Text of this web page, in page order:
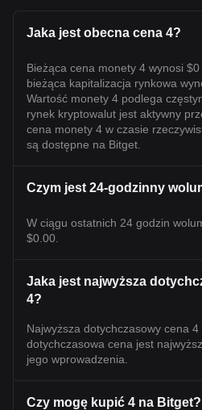
Jaka jest obecna cena 4?
Bieżąca cena monety 4 wynosi
bieżąca kapitalizacja rynkowa
Wartość monety 4 podlega
rynek kryptowalut jest aktywny
cena monety 4 w czasie
są dostępne na Bitget.
Czym jest 24-godzinny
W ciągu ostatnich 24 godzin
$0.00.
Jaka jest najwyższa
4?
Najwyższa dotychczasowy cena
dotychczasowa cena jest
jego wprowadzenia.
Czy mogę kupić 4 na Bitget?